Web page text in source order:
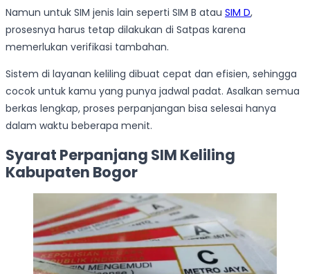
Namun untuk SIM jenis lain seperti SIM B atau SIM D,
prosesnya harus tetap dilakukan di Satpas karena
memerlukan verifikasi tambahan.
Sistem di layanan keliling dibuat cepat dan efisien, sehingga
cocok untuk kamu yang punya jadwal padat. Asalkan semua
berkas lengkap, proses perpanjangan bisa selesai hanya
dalam waktu beberapa menit.
Syarat Perpanjang SIM Keliling
Kabupaten Bogor